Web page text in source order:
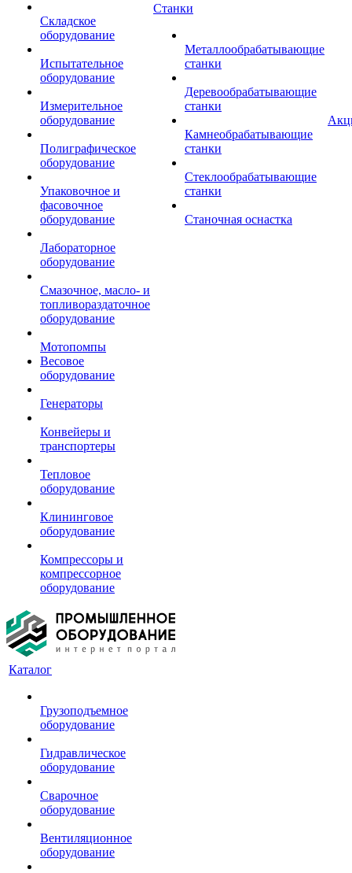
Складское
оборудование
Испытательное
оборудование
Измерительное
оборудование
Полиграфическое
оборудование
Упаковочное и
фасовочное
оборудование
Лабораторное
оборудование
Смазочное, масло- и
топливораздаточное
оборудование
Мотопомпы
Весовое
оборудование
Генераторы
Конвейеры и
транспортеры
Тепловое
оборудование
Клининговое
оборудование
Компрессоры и
компрессорное
оборудование
Станки
Металлообрабатывающие
станки
Деревообрабатывающие
станки
Камнеобрабатывающие
станки
Стеклообрабатывающие
станки
Станочная оснастка
Каталог
Грузоподъемное
оборудование
Гидравлическое
оборудование
Сварочное
оборудование
Вентиляционное
оборудование